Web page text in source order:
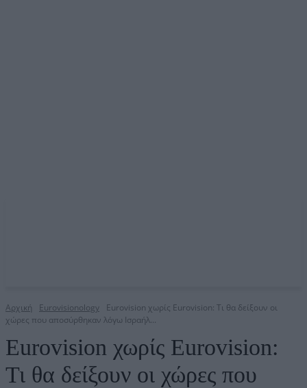
Αρχική Eurovisionology
Eurovision χωρίς Eurovision: Τι θα δείξουν οι
χώρες που αποσύρθηκαν λόγω Ισραήλ...
Eurovision χωρίς Eurovision:
Τι θα δείξουν οι χώρες που